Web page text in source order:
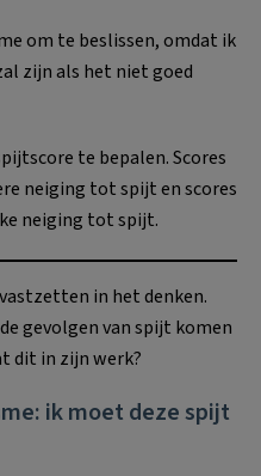
om te beslissen, omdat ik
zijn als het niet goed
te bepalen. Scores
neiging tot spijt en scores
neiging tot spijt.
in het denken.
gevolgen van spijt komen
dit in zijn werk?
ik moet deze spijt